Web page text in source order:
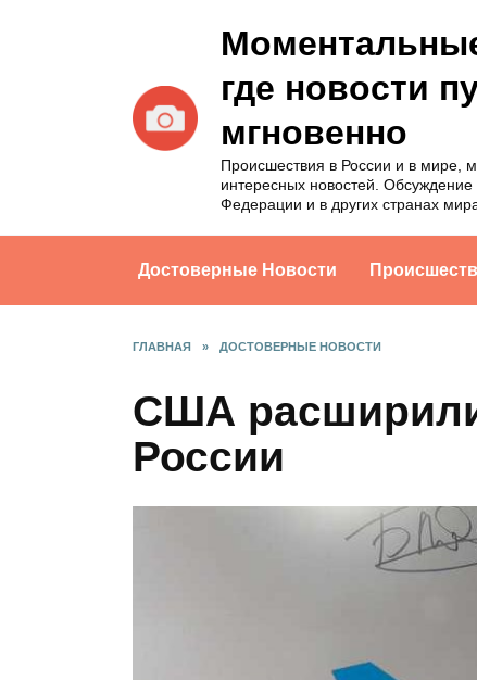
где новости
мгновенно
Происшествия в России и в мире,
интересных новостей. Обсуждение
Федерации и в других странах
Достоверные Новости
ГЛАВНАЯ » ДОСТОВЕРНЫЕ НОВОСТИ
США
России